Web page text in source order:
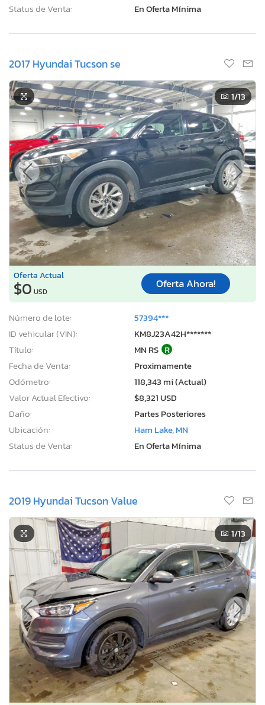
Status de Venta:
En Oferta Mínima
2017 Hyundai Tucson se
1/13
Oferta Actual
$0 USD
Oferta Ahora!
Número de lote:
57394***
ID vehicular (VIN):
KM8J23A42H*******
Título:
MN RS R
Fecha de Venta:
Proximamente
Odómetro:
118,343 mi (Actual)
Valor Actual Efectivo:
$8,321 USD
Daño:
Partes Posteriores
Ubicación:
Ham Lake, MN
Status de Venta:
En Oferta Mínima
2019 Hyundai Tucson Value
1/13